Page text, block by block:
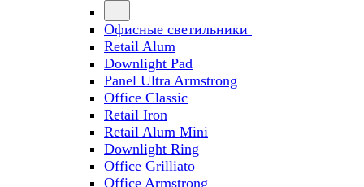
Офисные светильники
Retail Alum
Downlight Pad
Panel Ultra Armstrong
Office Classic
Retail Iron
Retail Alum Mini
Downlight Ring
Office Grilliato
Office Armstrong